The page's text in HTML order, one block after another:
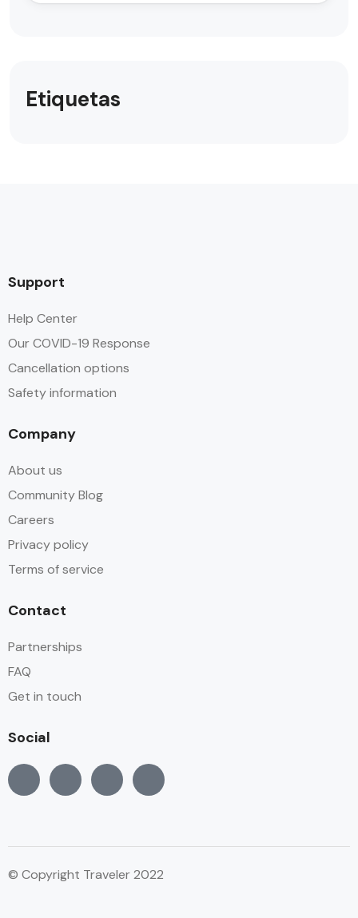
Etiquetas
Support
Help Center
Our COVID-19 Response
Cancellation options
Safety information
Company
About us
Community Blog
Careers
Privacy policy
Terms of service
Contact
Partnerships
FAQ
Get in touch
Social
© Copyright Traveler 2022